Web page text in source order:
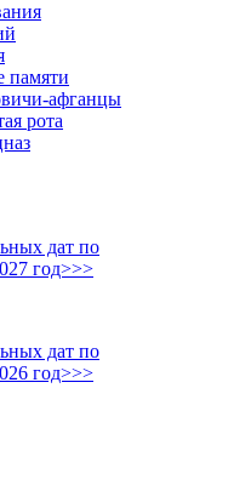
памяти
афганцы
рота
дат по
год>>>
дат по
год>>>